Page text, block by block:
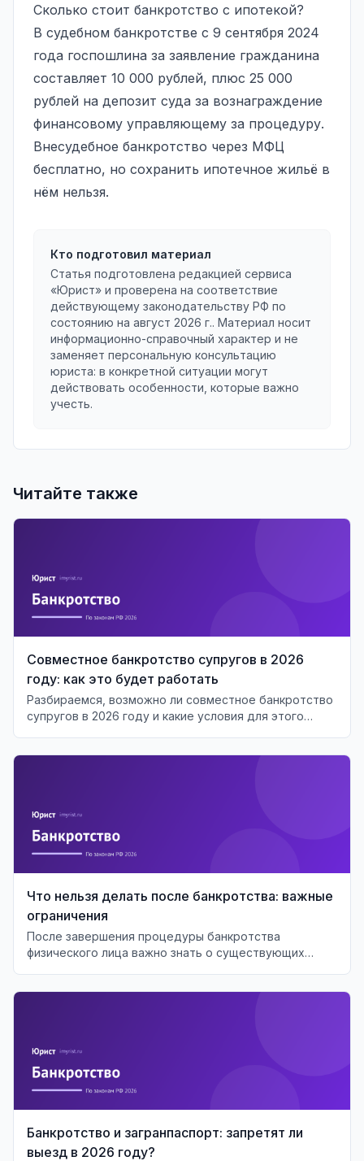
Сколько стоит банкротство с ипотекой?
В судебном банкротстве с 9 сентября 2024
года госпошлина за заявление гражданина
составляет 10 000 рублей, плюс 25 000
рублей на депозит суда за вознаграждение
финансовому управляющему за процедуру.
Внесудебное банкротство через МФЦ
бесплатно, но сохранить ипотечное жильё в
нём нельзя.
Кто подготовил материал
Статья подготовлена редакцией сервиса
«Юрист» и проверена на соответствие
действующему законодательству РФ по
состоянию на август 2026 г.. Материал носит
информационно-справочный характер и не
заменяет персональную консультацию
юриста: в конкретной ситуации могут
действовать особенности, которые важно
учесть.
Читайте также
Совместное банкротство супругов в 2026
году: как это будет работать
Разбираемся, возможно ли совместное банкротство
супругов в 2026 году и какие условия для этого
Что нельзя делать после банкротства: важные
ограничения
После завершения процедуры банкротства
физического лица важно знать о существующих
Банкротство и загранпаспорт: запретят ли
выезд в 2026 году?